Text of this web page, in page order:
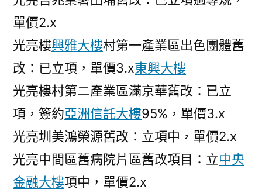
單價2.x
光亮樓興雅大樓村第一產業區出色團體舊
改：已立項，單價3.x東興大樓
光亮樓村第二產業區滿京華舊改：已立
項，簽約亞洲信託大樓95%，單價3.x
光亮圳美鴻榮源舊改：立項中，單價2.x
光亮中間區舊病院片區舊改項目：立中央
金融大樓項中，單價2.x